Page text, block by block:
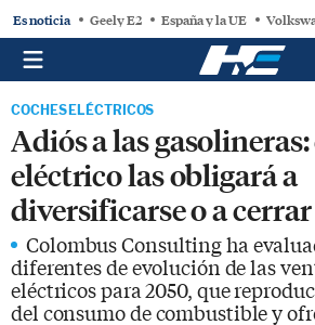
Es noticia Geely E2 España y la UE
COCHES ELÉCTRICOS
Adiós a las
eléctrico las obligará a
diversificarse o a
Colombus Consulting ha
diferentes de evolución de las
eléctricos para 2050, que
del consumo de combustible y